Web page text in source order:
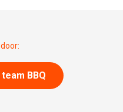
BBQ